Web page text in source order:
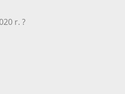
r. ?